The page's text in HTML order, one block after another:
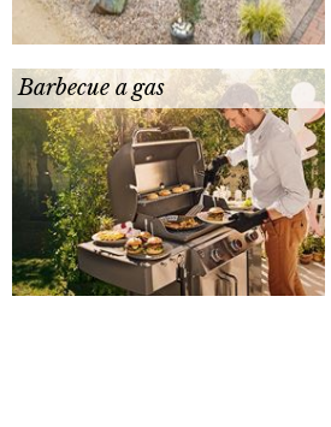
Barbecue a gas